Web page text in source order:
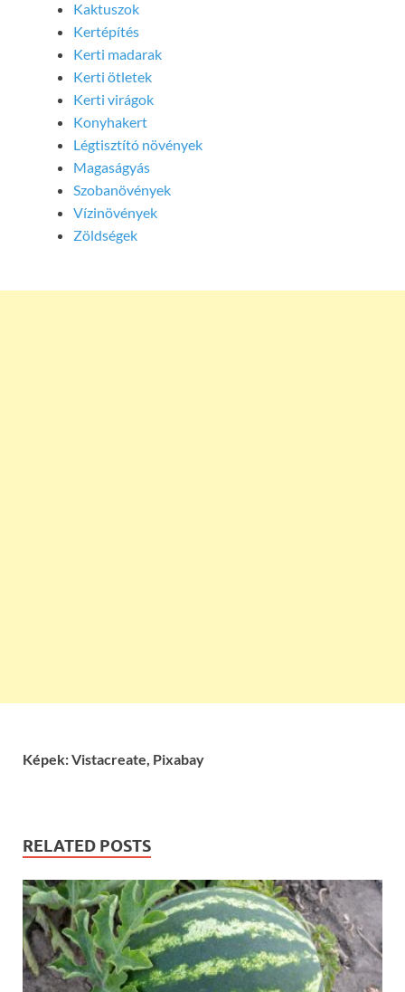
Kaktuszok
Kertépítés
Kerti madarak
Kerti ötletek
Kerti virágok
Konyhakert
Légtisztító növények
Magaságyás
Szobanövények
Vízinövények
Zöldségek
Képek: Vistacreate, Pixabay
RELATED POSTS